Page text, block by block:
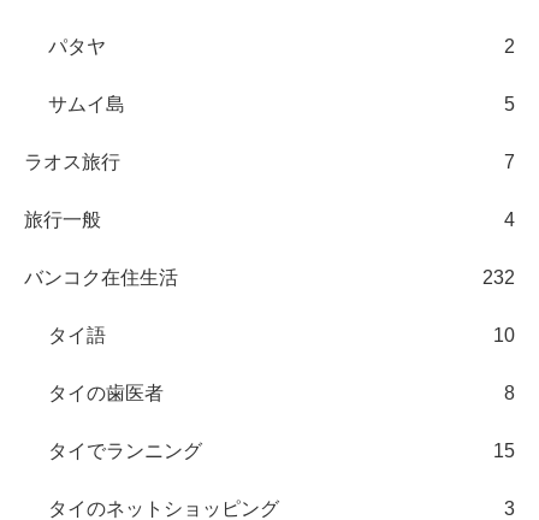
パタヤ 2
サムイ島 5
ラオス旅行 7
旅行一般 4
バンコク在住生活 232
タイ語 10
タイの歯医者 8
タイでランニング 15
タイのネットショッピング 3